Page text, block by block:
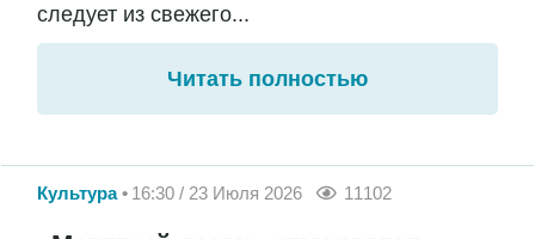
следует из свежего...
Читать полностью
Культура 16:30 / 23 Июля 2026 11102